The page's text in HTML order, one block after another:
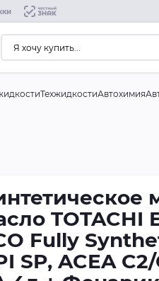
ТехжидкостиАвтохимия
TOTACHI
Fully
SP, ACEA